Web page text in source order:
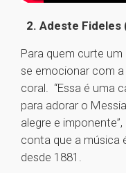
2. Adeste Fideles
Para quem curte
se emocionar com
coral. “Essa é uma
para adorar o
alegre e
conta que a música
desde 1881.